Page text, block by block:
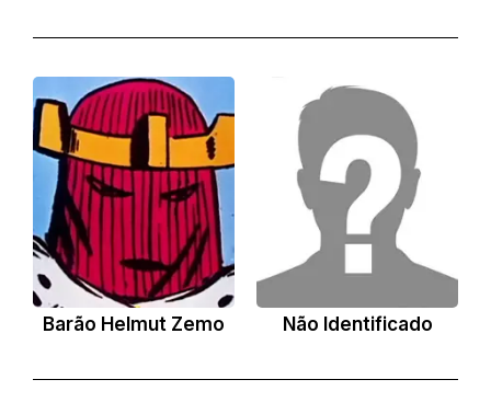
Barão Helmut Zemo Não Identificado